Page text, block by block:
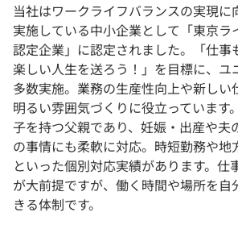
当社はワークライフバランスの実現に
実施している中小企業として「東京ラ
認定企業」に認定されました。「仕事
楽しい人生を送ろう！」を目標に、ユ
多数実施。業務の生産性向上や新しい
明るい雰囲気づくりに役立っています
子を持つ父親であり、妊娠・出産や夫
の事情にも柔軟に対応。時短勤務や地
といった個別対応実績があります。仕
が大前提ですが、働く時間や場所を自
きる体制です。